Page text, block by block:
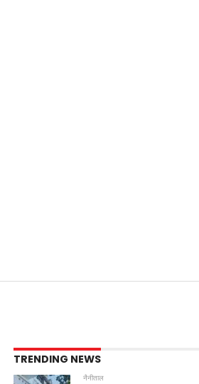
TRENDING NEWS
नैनीताल